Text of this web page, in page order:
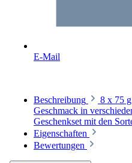
E-Mail
Beschreibung
8 x 75
Geschmack in
Geschenkset mit den
Eigenschaften
Bewertungen